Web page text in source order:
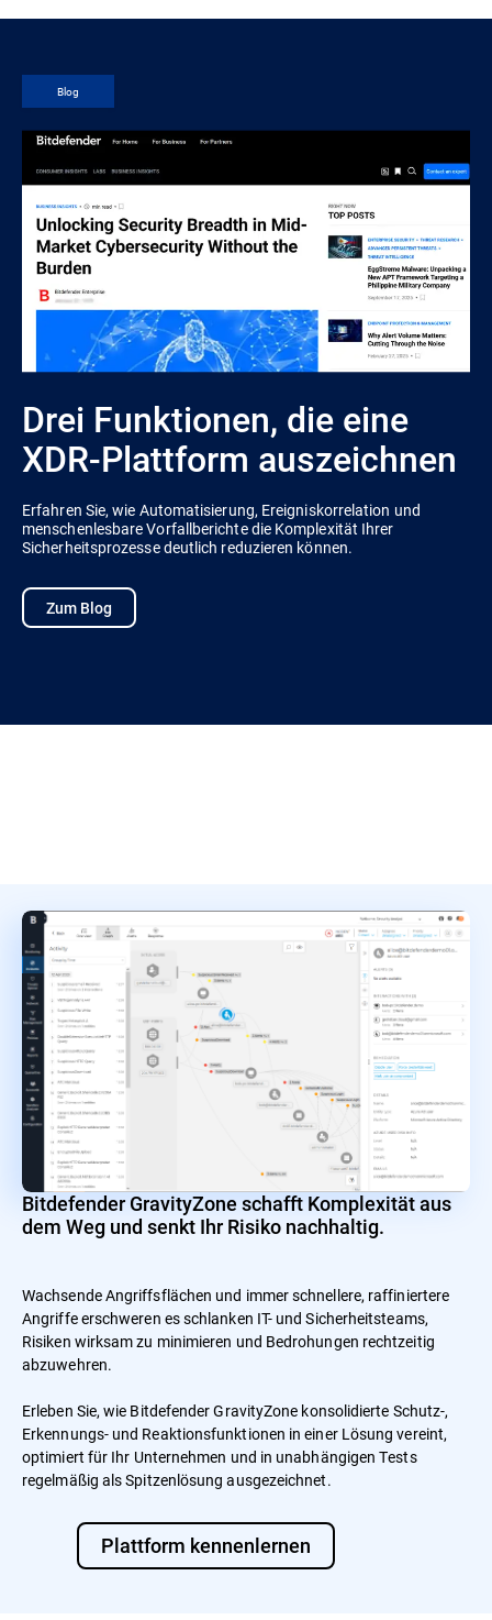
Blog
Drei Funktionen, die eine
XDR-Plattform auszeichnen
Erfahren Sie, wie Automatisierung, Ereigniskorrelation und
menschenlesbare Vorfallberichte die Komplexität Ihrer
Sicherheitsprozesse deutlich reduzieren können.
Zum Blog
Bitdefender GravityZone schafft Komplexität aus
dem Weg und senkt Ihr Risiko nachhaltig.
Wachsende Angriffsflächen und immer schnellere, raffiniertere
Angriffe erschweren es schlanken IT- und Sicherheitsteams,
Risiken wirksam zu minimieren und Bedrohungen rechtzeitig
abzuwehren.
Erleben Sie, wie Bitdefender GravityZone konsolidierte Schutz-,
Erkennungs- und Reaktionsfunktionen in einer Lösung vereint,
optimiert für Ihr Unternehmen und in unabhängigen Tests
regelmäßig als Spitzenlösung ausgezeichnet.
Plattform kennenlernen